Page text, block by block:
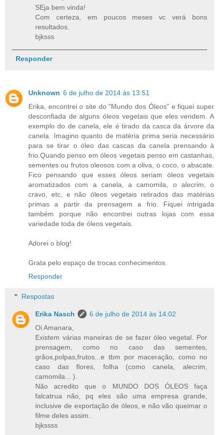
SEja bem vinda!
Com certeza, em poucos meses vc verá bons
resultados.
bjksss
Responder
Unknown 6 de julho de 2014 às 13:51
Erika, encontrei o site do "Mundo dos Óleos" e fiquei super
desconfiada de alguns óleos vegetais que eles vendem. A
exemplo do de canela, ele é tirado da casca da árvore da
canela. Imagino quanto de matéria prima seria necessário
para se tirar o óleo das cascas da canela prensando à
frio.Quando penso em óleos vegetais penso em castanhas,
sementes ou frutos oleosos com a oliva, o coco, o abacate.
Fico pensando que esses óleos seriam óleos vegetais
aromatizados com a canela, a camomila, o alecrim, o
cravo, etc, e não óleos vegetais retirados das matérias
primas a partir da prensagem a frio. Fiquei intrigada
também porque não encontrei outras lojas com essa
variedade toda de óleos vegetais.
Adorei o blog!
Grata pelo espaço de trocas conhecimentos.
Responder
Respostas
Erika Nasch
6 de julho de 2014 às 14:02
Oi Amanara,
Existem várias maneiras de se fazer óleo vegetal. Por
prensagem, como no caso das sementes,
grãos,polpas,frutos...e tbm por maceração, como no
caso das flores, folha (como canela, alecrim,
camomila... ).
Não acredito que o MUNDO DOS ÓLEOS faça
falcatrua não, pq eles são uma empresa grande,
inclusive de exportação de óleos, e não vão queimar o
filme deles assim..
bjkssss